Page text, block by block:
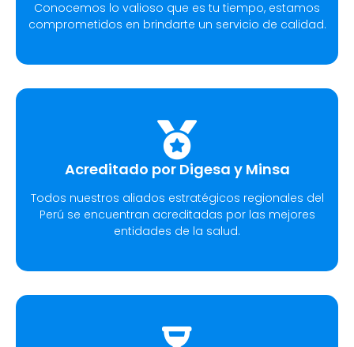
Conocemos lo valioso que es tu tiempo, estamos
comprometidos en brindarte un servicio de calidad.
Acreditado por Digesa y Minsa
Todos nuestros aliados estratégicos regionales del
Perú se encuentran acreditadas por las mejores
entidades de la salud.